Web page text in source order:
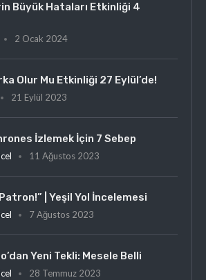
Büyük Hataları Etkinliği 4
2 Ocak 2024
Olur Mu Etkinliği 27 Eylül’de!
21 Eylül 2023
İzlemek İçin 7 Sebep
11 Ağustos 2023
| Yeşil Yol İncelemesi
7 Ağustos 2023
Yeni Tekli: Mesele Belli
28 Temmuz 2023